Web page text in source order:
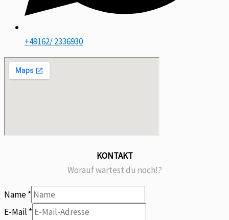
+49162/ 2336930
KONTAKT
Worauf wartest du noch!?
Name*
E-Mail *